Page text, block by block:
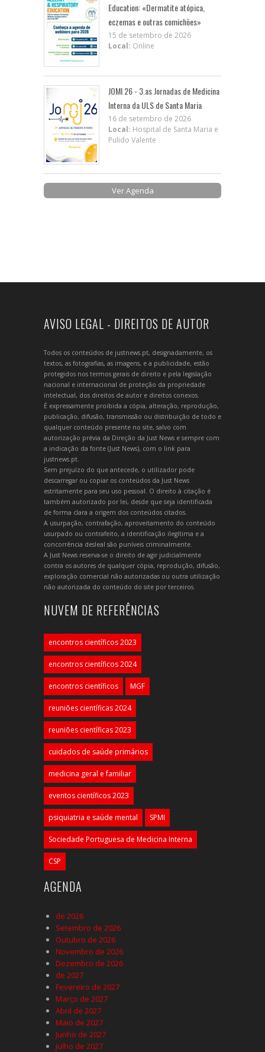
Education: «Dermatite atópica,
eczemas e outras comichões»
15 de setembro de 2026
Local: Online
JOMI 26 - 3.as Jornadas de Medicina
Interna da ULS de Santa Maria
16 de setembro de 2026
Local: Hospital de Santa Maria e
Pulido Valente
Ver Agenda
AVISO LEGAL - DIREITOS DE AUTOR
Todos os conteúdos de justnews.pt, designadamente, os
textos, as fotografias, as imagens, e a publicidade, estão
protegidos nos termos gerais de direito e pela legislação
nacional e internacional de proteção da propriedade
intelectual, dos direitos de autor e direitos conexos.
É expressamente proibida a cópia, alteração, reprodução,
publicação, difusão, transmissão ou distribuição de todo e
qualquer conteúdo presente no site, salvo com
autorização prévia da Direção da Just News e sempre com
a indicação da fonte (Just News), com o link para
justnews.pt.
Sem prejuízo do que antecede, o utilizador pode
descarregar ou copiar os conteúdos da Just News
estritamente para seu uso pessoal. O direito à citação é
também autorizado por lei, desde que seja identificada
de forma clara a origem dos conteúdos citados.
A usurpação, contrafação, aproveitamento do conteúdo
usurpado ou contrafeito, a identificação ilegítima e a
concorrência desleal são puníveis criminalmente.
A Just News reserva-se o direito de agir judicialmente
contra os autores de qualquer cópia, reprodução, difusão,
exploração comercial não autorizadas ou outra utilização
não autorizada do conteúdo do site por terceiros.
NUVEM DE REFERÊNCIAS
encontros científicos 2023
encontros científicos 2024
encontros científicos MGF
reuniões científicas 2024
reuniões científicas 2023
cuidados de saúde primários
medicina geral e familiar
eventos científicos 2023
psiquiatria e saúde mental SPMI
Sociedade Portuguesa de Medicina Interna
CSP
AGENDA
de 2026
Setembro de 2026
Outubro de 2026
Novembro de 2026
Dezembro de 2026
de 2027
Fevereiro de 2027
Março de 2027
Abril de 2027
Maio de 2027
Junho de 2027
Julho de 2027